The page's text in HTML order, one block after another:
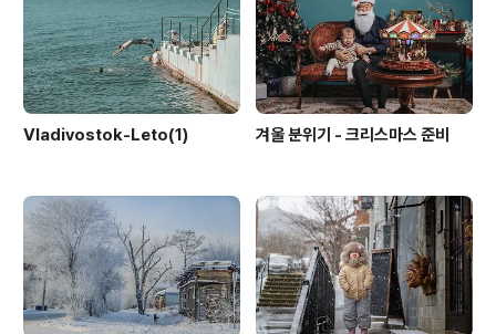
Vladivostok-Leto(1) 겨울 분위기 - 크리스마스 준비